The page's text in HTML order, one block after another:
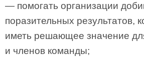
— помогать организации
поразительных результатов,
иметь решающее значение
и членов команды;